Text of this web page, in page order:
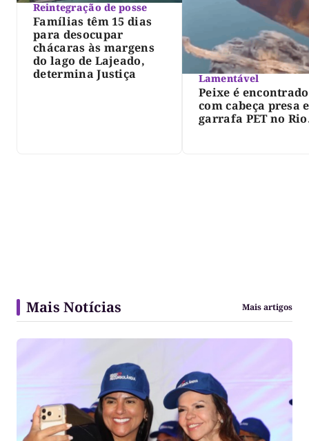
Reintegração de posse
Famílias têm 15 dias
para desocupar
chácaras às margens
do lago de Lajeado,
determina Justiça
Lamentável
Peixe é encontrado
com cabeça presa
garrafa PET no Rio
Mais Notícias Mais artigos